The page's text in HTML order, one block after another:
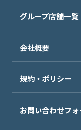
グループ店舗一覧
会社概要
規約・ポリシー
お問い合わせフォ